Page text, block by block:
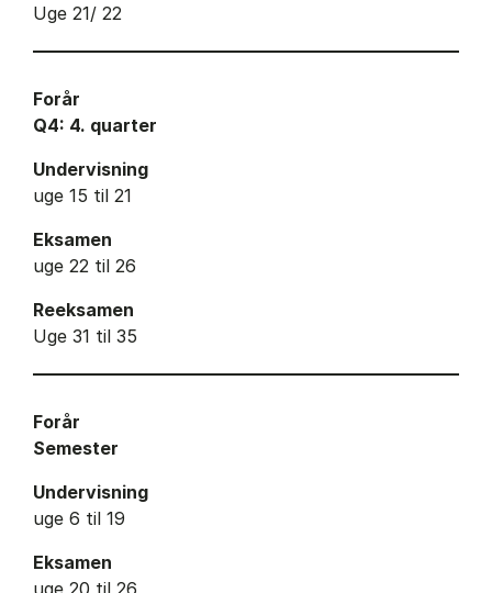
Uge 21/ 22
Forår
Q4: 4. quarter
Undervisning
uge 15 til 21
Eksamen
uge 22 til 26
Reeksamen
Uge 31 til 35
Forår
Semester
Undervisning
uge 6 til 19
Eksamen
uge 20 til 26